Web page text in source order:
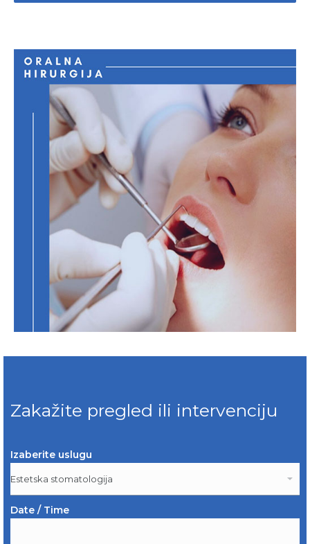
Zakažite pregled ili intervenciju
Izaberite uslugu
Date / Time